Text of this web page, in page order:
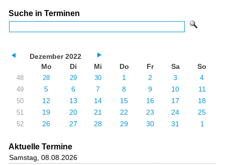
Suche in Terminen
Dezember 2022
Mo
Di Mi Do Fr Sa So
48 28 29 30 1 2 3 4
49 5 6 7 8 9 10 11
50 12 13 14 15 16 17 18
51 19 20 21 22 23 24 25
52 26 27 28 29 30 31 1
Aktuelle Termine
Samstag, 08.08.2026